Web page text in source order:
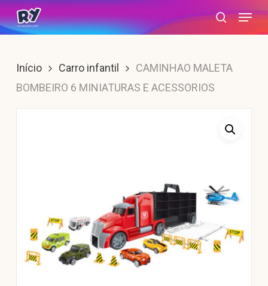
Skip
to
content
search
Menu
Início Carro infantil
CAMINHAO MALETA
BOMBEIRO 6 MINIATURAS E ACESSORIOS